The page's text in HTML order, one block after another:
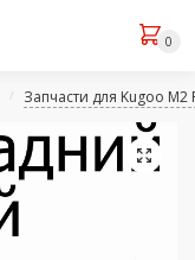
0
/ Запчасти для Kugoo M2
🔍